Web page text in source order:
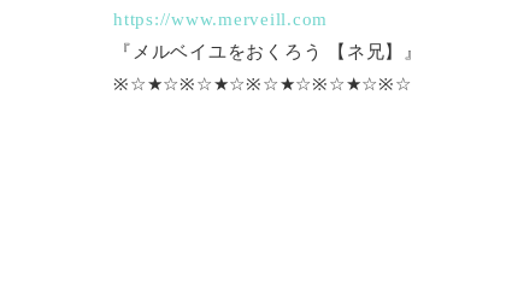
https://www.merveill.com
『メルベイユをおくろう 【ネ兄】』
※☆★☆※☆★☆※☆★☆※☆★☆※☆